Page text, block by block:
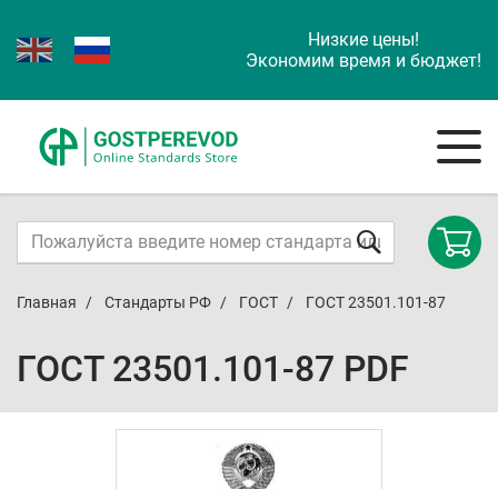
Низкие цены!
Экономим время и бюджет!
Главная Стандарты РФ ГОСТ ГОСТ 23501.101-87
ГОСТ 23501.101-87 PDF